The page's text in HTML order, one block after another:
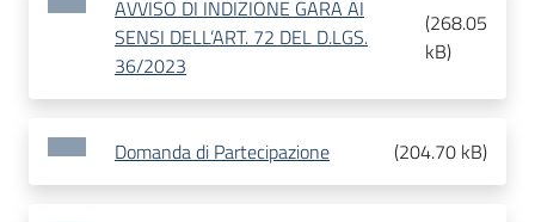
AVVISO DI INDIZIONE GARA AI
SENSI DELL’ART. 72 DEL D.LGS.
36/2023
(268.05
kB)
Domanda di Partecipazione (204.70 kB)